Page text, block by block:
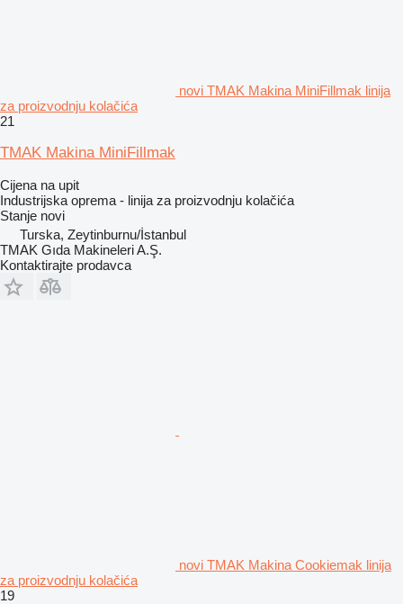
novi TMAK Makina MiniFillmak linija
za proizvodnju kolačića
21
TMAK Makina MiniFillmak
Cijena na upit
Industrijska oprema - linija za proizvodnju kolačića
Stanje novi
Turska, Zeytinburnu/İstanbul
TMAK Gıda Makineleri A.Ş.
Kontaktirajte prodavca
novi TMAK Makina Cookiemak linija
za proizvodnju kolačića
19